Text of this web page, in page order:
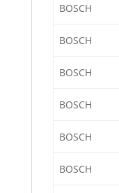
BOSCH
BOSCH
BOSCH
BOSCH
BOSCH
BOSCH